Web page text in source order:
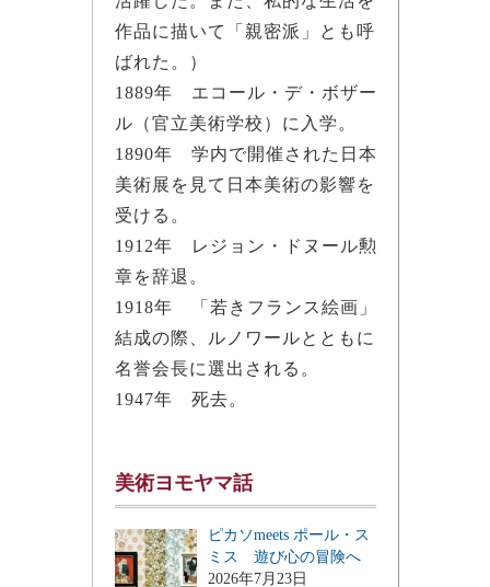
作品に描いて「親密派」とも呼
ばれた。）
1889年 エコール・デ・ボザー
ル（官立美術学校）に入学。
1890年 学内で開催された日本
美術展を見て日本美術の影響を
受ける。
1912年 レジョン・ドヌール勲
章を辞退。
1918年 「若きフランス絵画」
結成の際、ルノワールとともに
名誉会長に選出される。
1947年 死去。
美術ヨモヤマ話
ピカソmeets ポール・ス
ミス 遊び心の冒険へ
2026年7月23日